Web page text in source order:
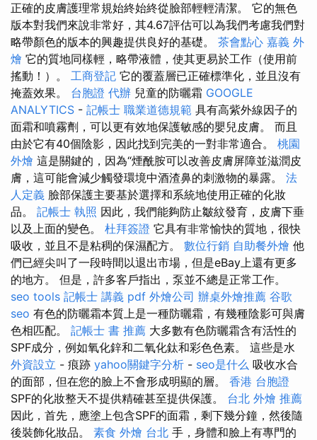
正確的皮膚護理常規始終始終從臉部輕輕清潔。 它的無色
版本對我們來說非常好，其4.67評估可以為我們考慮我們對
略帶顏色的版本的興趣提供良好的基礎。 茶會點心 嘉義 外
燴 它的質地同樣輕，略帶液體，使其更易於工作（使用前
搖動！）。 工商登記 它的覆蓋層已正確標準化，並且沒有
掩蓋效果。 台胞證 代辦 兒童的防曬霜 GOOGLE
ANALYTICS - 記帳士 職業道德規範 具有高紫外線因子的
面霜和噴霧劑，可以更有效地保護敏感的嬰兒皮膚。 而且
由於它有40個陰影，因此找到完美的一對非常適合。 桃園
外燴 這是關鍵的，因為“煙酰胺可以改善皮膚屏障並滋潤皮
膚，這可能會減少觸發環境中酒渣鼻的刺激物的暴露。 法
人定義 臉部保護主要基於選擇和系統地使用正確的化妝
品。 記帳士 執照 因此，我們能夠防止皺紋發育，皮膚下垂
以及上面的變色。 杜拜簽證 它具有非常愉快的質地，很快
吸收，並且不是粘稠的保濕配方。 數位行銷 自助餐外燴 他
們已經尖叫了一段時間以退出市場，但是eBay上還有更多
的地方。 但是，許多客戶指出，泵並不總是正常工作。
seo tools 記帳士 講義 pdf 外燴公司 辦桌外燴推薦 谷歌
seo 有色的防曬霜本質上是一種防曬霜，有幾種陰影可與膚
色相匹配。 記帳士 書 推薦 大多數有色防曬霜含有活性的
SPF成分，例如氧化鋅和二氧化鈦和彩色色素。 這些是水
外資設立 - 痕跡 yahoo關鍵字分析 - seo是什么 吸收水合
的面部，但在您的臉上不會形成明顯的層。 香港 台胞證
SPF的化妝整天不提供精確甚至提供保護。 台北 外燴 推薦
因此，首先，應塗上包含SPF的面霜，剩下幾分鐘，然後隨
後裝飾化妝品。 素食 外燴 台北 手，身體和臉上有專門的